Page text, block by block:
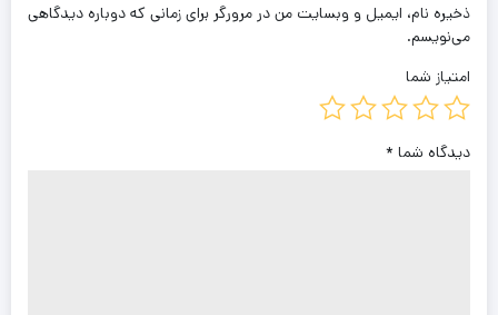
ذخیره نام، ایمیل و وبسایت من در مرورگر برای زمانی که دوباره دیدگاهی
می‌نویسم.
امتیاز شما
دیدگاه شما *